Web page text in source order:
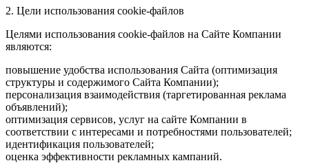
2. Цели использования cookie-файлов
Целями использования cookie-файлов на Сайте Компании
являются:
повышение удобства использования Сайта (оптимизация
структуры и содержимого Сайта Компании);
персонализация взаимодействия (таргетированная реклама
объявлений);
оптимизация сервисов, услуг на сайте Компании в
соответствии с интересами и потребностями пользователей;
идентификация пользователей;
оценка эффективности рекламных кампаний.